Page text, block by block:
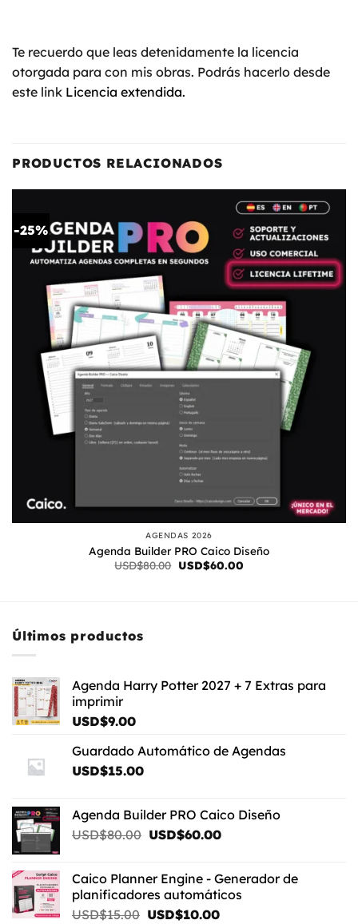
Te recuerdo que leas detenidamente la licencia
otorgada para con mis obras. Podrás hacerlo desde
este link Licencia extendida.
PRODUCTOS RELACIONADOS
-25%
AGENDAS 2026
Agenda Builder PRO Caico Diseño
USD$80.00 El
precio
USD$60.00El
Últimos productos
Agenda Harry Potter 2027 + 7 Extras para
imprimir
USD$9.00
Guardado Automático de Agendas
USD$15.00
Agenda Builder PRO Caico Diseño
USD$80.00 El
era:
USD$80.00.
USD$60.00El
es:
USD$60.00.
Caico Planner Engine - Generador de
planificadores automáticos
USD$15.00 El
USD$10.00El